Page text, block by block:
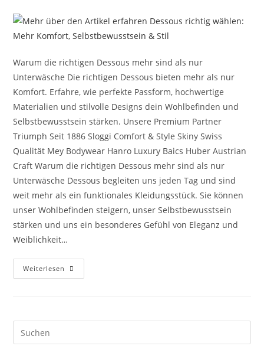
Warum die richtigen Dessous mehr sind als nur
Unterwäsche Die richtigen Dessous bieten mehr als nur
Komfort. Erfahre, wie perfekte Passform, hochwertige
Materialien und stilvolle Designs dein Wohlbefinden und
Selbstbewusstsein stärken. Unsere Premium Partner
Triumph Seit 1886 Sloggi Comfort & Style Skiny Swiss
Qualität Mey Bodywear Hanro Luxury Baics Huber Austrian
Craft Warum die richtigen Dessous mehr sind als nur
Unterwäsche Dessous begleiten uns jeden Tag und sind
weit mehr als ein funktionales Kleidungsstück. Sie können
unser Wohlbefinden steigern, unser Selbstbewusstsein
stärken und uns ein besonderes Gefühl von Eleganz und
Weiblichkeit…
Weiterlesen Dessous
Richtig
&